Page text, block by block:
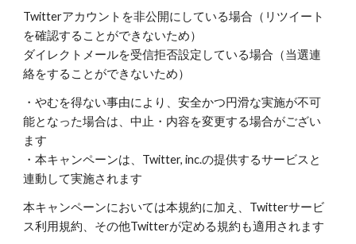
Twitterアカウントを非公開にしている場合（リツイート
を確認することができないため）
ダイレクトメールを受信拒否設定している場合（当選連
絡をすることができないため）
・やむを得ない事由により、安全かつ円滑な実施が不可
能となった場合は、中止・内容を変更する場合がござい
ます
・本キャンペーンは、Twitter, inc.の提供するサービスと
連動して実施されます
本キャンペーンにおいては本規約に加え、Twitterサービ
ス利用規約、その他Twitterが定める規約も適用されます